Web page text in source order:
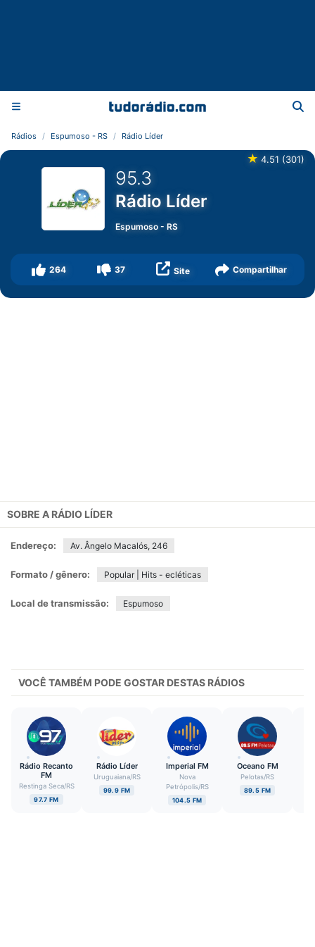
Rádios Espumoso - RS Rádio Líder
★ 4.51 (301)
95.3
Rádio Líder
Espumoso -RS
264 37 Site Compartilhar
SOBRE A RÁDIO LÍDER
Endereço: Av. Ângelo Macalós, 246
Formato / gênero: Popular | Hits - ecléticas
Local de transmissão: Espumoso
VOCÊ TAMBÉM PODE GOSTAR DESTAS RÁDIOS
Rádio Recanto
FM
Restinga Seca/RS
97.7 FM
Rádio Líder
Uruguaiana/RS
99.9 FM
Imperial FM
Nova
Petrópolis/RS
104.5 FM
Oceano FM
Pelotas/RS
89.5 FM